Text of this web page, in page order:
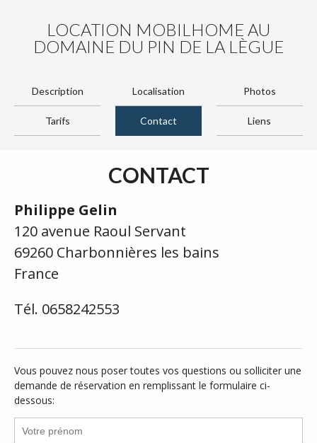
LOCATION MOBILHOME AU
DOMAINE DU PIN DE LA LÈGUE
Description Localisation Photos
Tarifs Contact Liens
CONTACT
Philippe Gelin
120 avenue Raoul Servant
69260 Charbonnières les bains
France
Tél. 0658242553
Vous pouvez nous poser toutes vos questions ou solliciter une
demande de réservation en remplissant le formulaire ci-
dessous: